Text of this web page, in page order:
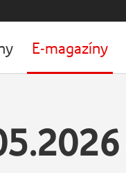
E-magazíny